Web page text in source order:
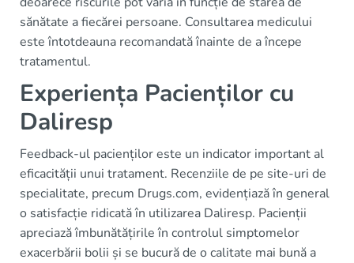
sănătate a fiecărei persoane. Consultarea medicului
este întotdeauna recomandată înainte de a începe
tratamentul.
Experiența Pacienților cu
Daliresp
Feedback-ul pacienților este un indicator important al
eficacității unui tratament. Recenziile de pe site-uri de
specialitate, precum Drugs.com, evidențiază în general
o satisfacție ridicată în utilizarea Daliresp. Pacienții
apreciază îmbunătățirile în controlul simptomelor
exacerbării bolii și se bucură de o calitate mai bună a